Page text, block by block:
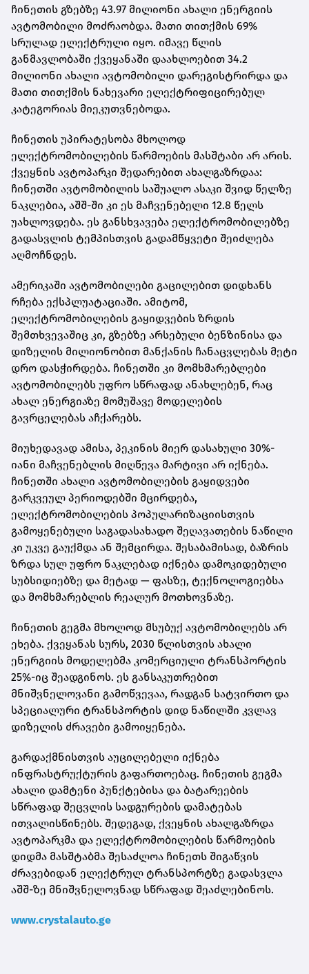
ჩინეთის გზებზე 43.97 მილიონი ახალი ენერგიის
ავტომობილი მოძრაობდა. მათი თითქმის 69%
სრულად ელექტრული იყო. იმავე წლის
განმავლობაში ქვეყანაში დაახლოებით 34.2
მილიონი ახალი ავტომობილი დარეგისტრირდა და
მათი თითქმის ნახევარი ელექტრიფიცირებულ
კატეგორიას მიეკუთვნებოდა.
ჩინეთის უპირატესობა მხოლოდ
ელექტრომობილების წარმოების მასშტაბი არ არის.
ქვეყნის ავტოპარკი შედარებით ახალგაზრდაა:
ჩინეთში ავტომობილის საშუალო ასაკი შვიდ წელზე
ნაკლებია, აშშ-ში კი ეს მაჩვენებელი 12.8 წელს
უახლოვდება. ეს განსხვავება ელექტრომობილებზე
გადასვლის ტემპისთვის გადამწყვეტი შეიძლება
აღმოჩნდეს.
ამერიკაში ავტომობილები გაცილებით დიდხანს
რჩება ექსპლუატაციაში. ამიტომ,
ელექტრომობილების გაყიდვების ზრდის
შემთხვევაშიც კი, გზებზე არსებული ბენზინისა და
დიზელის მილიონობით მანქანის ჩანაცვლებას მეტი
დრო დასჭირდება. ჩინეთში კი მომხმარებლები
ავტომობილებს უფრო სწრაფად ანახლებენ, რაც
ახალ ენერგიაზე მომუშავე მოდელების
გავრცელებას აჩქარებს.
მიუხედავად ამისა, პეკინის მიერ დასახული 30%-
იანი მაჩვენებლის მიღწევა მარტივი არ იქნება.
ჩინეთში ახალი ავტომობილების გაყიდვები
გარკვეულ პერიოდებში მცირდება,
ელექტრომობილების პოპულარიზაციისთვის
გამოყენებული საგადასახადო შეღავათების ნაწილი
კი უკვე გაუქმდა ან შემცირდა. შესაბამისად, ბაზრის
ზრდა სულ უფრო ნაკლებად იქნება დამოკიდებული
სუბსიდიებზე და მეტად — ფასზე, ტექნოლოგიებსა
და მომხმარებლის რეალურ მოთხოვნაზე.
ჩინეთის გეგმა მხოლოდ მსუბუქ ავტომობილებს არ
ეხება. ქვეყანას სურს, 2030 წლისთვის ახალი
ენერგიის მოდელებმა კომერციული ტრანსპორტის
25%-იც შეადგინოს. ეს განსაკუთრებით
მნიშვნელოვანი გამოწვევაა, რადგან სატვირთო და
სპეციალური ტრანსპორტის დიდ ნაწილში კვლავ
დიზელის ძრავები გამოიყენება.
გარდაქმნისთვის აუცილებელი იქნება
ინფრასტრუქტურის გაფართოებაც. ჩინეთის გეგმა
ახალი დამტენი პუნქტებისა და ბატარეების
სწრაფად შეცვლის სადგურების დამატებას
ითვალისწინებს. შედეგად, ქვეყნის ახალგაზრდა
ავტოპარკმა და ელექტრომობილების წარმოების
დიდმა მასშტაბმა შესაძლოა ჩინეთს შიგაწვის
ძრავებიდან ელექტრულ ტრანსპორტზე გადასვლა
აშშ-ზე მნიშვნელოვნად სწრაფად შეაძლებინოს.
www.crystalauto.ge